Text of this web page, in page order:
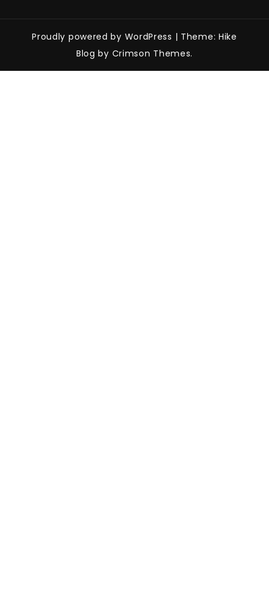
Proudly powered by WordPress | Theme: Hike
Blog by Crimson Themes.